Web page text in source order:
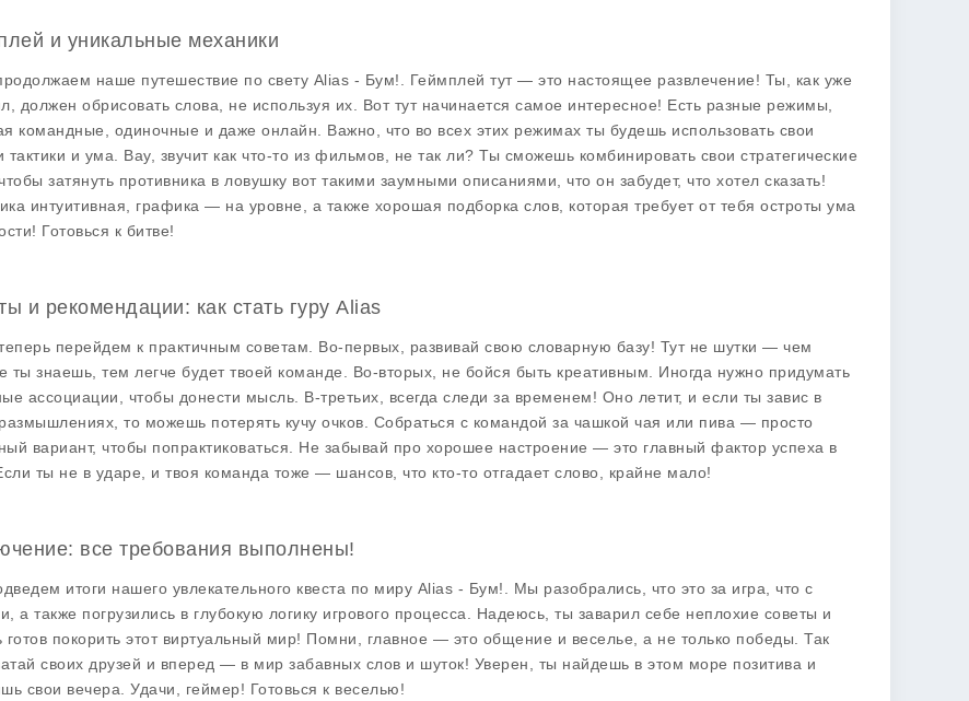
и уникальные механики
наше путешествие по свету Alias - Бум! . Геймплей тут — это настоящее развлечение! Ты, как уже
должен обрисовать слова, не используя их. Вот тут начинается самое интересное! Есть разные режимы,
командные, одиночные и даже онлайн. Важно, что во всех этих режимах ты будешь использовать свои
тактики и ума. Вау, звучит как что-то из фильмов, не так ли? Ты сможешь комбинировать свои стратегические
затянуть противника в ловушку вот такими заумными описаниями, что он забудет, что хотел сказать!
интуитивная, графика — на уровне, а также хорошая подборка слов, которая требует от тебя остроты ума
Готовься к битве!
и рекомендации: как стать гуру Alias
перейдем к практичным советам. Во-первых, развивай свою словарную базу! Тут не шутки — чем
ты знаешь, тем легче будет твоей команде. Во-вторых, не бойся быть креативным. Иногда нужно придумать
ассоциации, чтобы донести мысль. В-третьих, всегда следи за временем! Оно летит, и если ты завис в
то можешь потерять кучу очков. Собраться с командой за чашкой чая или пива — просто
вариант, чтобы попрактиковаться. Не забывай про хорошее настроение — это главный фактор успеха в
ты не в ударе, и твоя команда тоже — шансов, что кто-то отгадает слово, крайне мало!
все требования выполнены!
итоги нашего увлекательного квеста по миру Alias - Бум! . Мы разобрались, что это за игра, что с
а также погрузились в глубокую логику игрового процесса. Надеюсь, ты заварил себе неплохие советы и
готов покорить этот виртуальный мир! Помни, главное — это общение и веселье, а не только победы. Так
своих друзей и вперед — в мир забавных слов и шуток! Уверен, ты найдешь в этом море позитива и
свои вечера. Удачи, геймер! Готовься к веселью!